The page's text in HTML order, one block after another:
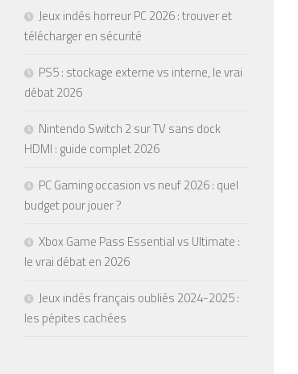
Jeux indés horreur PC 2026 : trouver et
télécharger en sécurité
PS5 : stockage externe vs interne, le vrai
débat 2026
Nintendo Switch 2 sur TV sans dock
HDMI : guide complet 2026
PC Gaming occasion vs neuf 2026 : quel
budget pour jouer ?
Xbox Game Pass Essential vs Ultimate :
le vrai débat en 2026
Jeux indés français oubliés 2024-2025 :
les pépites cachées